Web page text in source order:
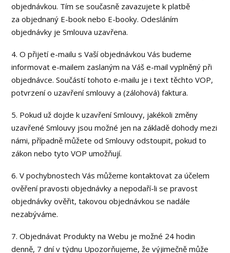
objednávkou. Tím se současně zavazujete k platbě
za objednaný E-book nebo E-booky. Odesláním
objednávky je Smlouva uzavřena.
4. O přijetí e-mailu s Vaší objednávkou Vás budeme
informovat e-mailem zaslaným na Váš e-mail vyplněný při
objednávce. Součástí tohoto e-mailu je i text těchto VOP,
potvrzení o uzavření smlouvy a (zálohová) faktura.
5. Pokud už dojde k uzavření Smlouvy, jakékoli změny
uzavřené Smlouvy jsou možné jen na základě dohody mezi
námi, případně můžete od Smlouvy odstoupit, pokud to
zákon nebo tyto VOP umožňují.
6. V pochybnostech Vás můžeme kontaktovat za účelem
ověření pravosti objednávky a nepodaří-li se pravost
objednávky ověřit, takovou objednávkou se nadále
nezabýváme.
7. Objednávat Produkty na Webu je možné 24 hodin
denně, 7 dní v týdnu Upozorňujeme, že výjimečně může